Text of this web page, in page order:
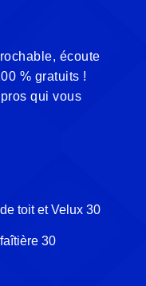
écoute
% gratuits !
qui vous
toit et Velux 30
30